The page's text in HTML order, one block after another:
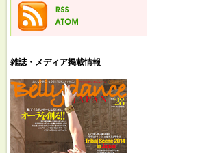
雑誌・メディア掲載情報